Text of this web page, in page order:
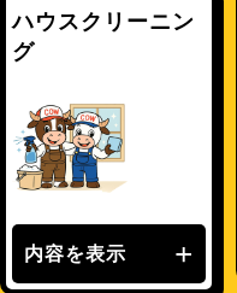
ハウスクリーニン
グ
内容を表示